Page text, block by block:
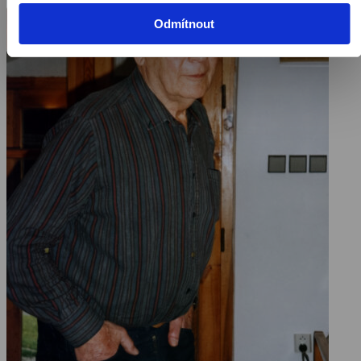
Odmítnout
MICHAL VIEWEGH – pohledem JANA HŘEBEJKA
EMIL ZÁTOPEK – pohledem MATEJE MINÁČE
JIŘÍ GRUŠA – pohledem JOSEFA PLATZE
MARTIN PENC – pohledem ALENY ČINČEROVÉ
JAN KAPLICKÝ – pohledem MARIE ŠANDOVÉ
JAROSLAV SVOBODA – pohledem PETRA RUTTNERA
JAN MILIČ LOCHMAN – pohledem BERNARDA ŠAFAŘÍKA
ZDENĚK FEJFAR – pohledem ZDEŇKA KOPÁČE
OTAKAR VÁVRA – pohledem JITKY NĚMCOVÉ
NADY SHAKTI – pohledem MARIE ŠANDOVÉ
ALEŠ LEBEDA – pohledem VÍTA HÁJKA
FRANTIŠEK KOŽÍK – pohledem ČEŇKA DUBYJOSEFA
PLATZE
JITKA a KVĚTA VÁLOVY – pohledem ESTER
KRUMBACHOVÉ
VLASTA PRŮCHOVÁ – pohledem IRENY GEROVÉ
FRANTIŠEK ŠŤASTNÝ – pohledem JIŘÍHO VĚRČÁKA
JIŘÍ SOVÁK – pohledem SIMONY OKTÁBCOVÉ
VÁCLAV CHALOUPKA – pohledem VIKTORA POLESNÉHO
VLASTIMIL HARAPES – pohledem ANDREY
MAJSTOROVIČ
OTAKAR MOTEJL – pohledem VĚRY CHYTILOVÉ
KAREL STEIGERWALD – pohledem OLGY SOMMEROVÉ
MIROSLAV HORNÍČEK – pohledem JANA ŠPÁTY